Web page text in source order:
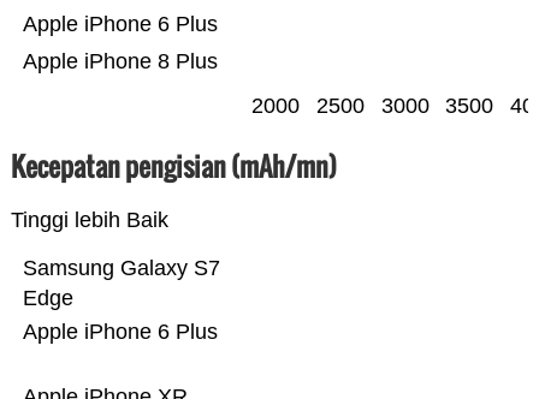
Apple iPhone 8 Plus
Apple iPhone 6 Plus
2000 2500 3000 3500
Kecepatan pengisian (mAh/mn)
Tinggi lebih Baik
Apple iPhone 6 Plus
Samsung Galaxy S7
Edge